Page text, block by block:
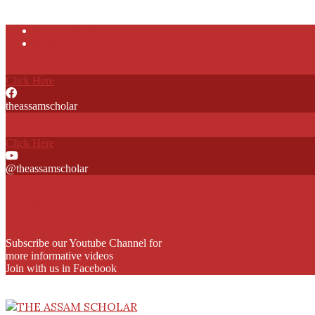
Skip
Click Here
theassamscholar
Click Here
@theassamscholar
Subscribe our Youtube Channel for
more informative videos
Join with us in Facebook